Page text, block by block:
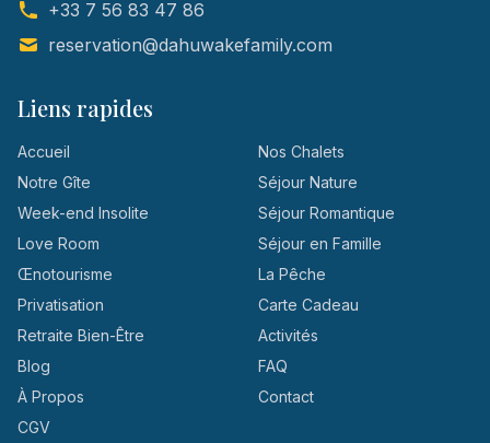
+33 7 56 83 47 86
reservation@dahuwakefamily.com
Liens rapides
Accueil
Nos Chalets
Notre Gîte
Séjour Nature
Week-end Insolite
Séjour Romantique
Love Room
Séjour en Famille
Œnotourisme
La Pêche
Privatisation
Carte Cadeau
Retraite Bien-Être
Activités
Blog
FAQ
À Propos
Contact
CGV